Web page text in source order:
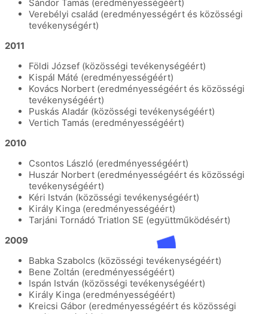
Sándor Tamás (eredményességéért)
Verebélyi család (eredményességért és közösségi
tevékenységért)
2011
Földi József (közösségi tevékenységéért)
Kispál Máté (eredményességéért)
Kovács Norbert (eredményességéért és közösségi
tevékenységéért)
Puskás Aladár (közösségi tevékenységéért)
Vertich Tamás (eredményességéért)
2010
Csontos László (eredményességéért)
Huszár Norbert (eredményességéért és közösségi
tevékenységéért)
Kéri István (közösségi tevékenységéért)
Király Kinga (eredményességéért)
Tarjáni Tornádó Triatlon SE (együttműködésért)
2009
Babka Szabolcs (közösségi tevékenységéért)
Bene Zoltán (eredményességéért)
Ispán István (közösségi tevékenységéért)
Király Kinga (eredményességéért)
Kreicsi Gábor (eredményességéért és közösségi